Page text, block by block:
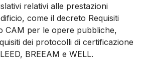
re­lativi alle prestazioni
come il decreto Requisiti
CAM per le opere pubbliche,
dei protocolli di certificazione
BREEAM e WELL.